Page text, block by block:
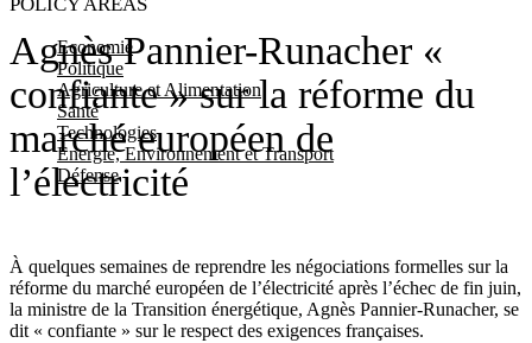
Economie
Politique
Agriculture et Alimentation
Santé
Technologies
Energie, Environnement et Transport
Défense
Agnès Pannier-Runacher «
confiante » sur la réforme du
marché européen de
l’électricité
À quelques semaines de reprendre les négociations formelles sur la
réforme du marché européen de l’électricité après l’échec de fin juin,
la ministre de la Transition énergétique, Agnès Pannier-Runacher, se
dit « confiante » sur le respect des exigences françaises.